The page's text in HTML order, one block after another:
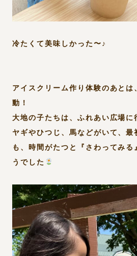
冷たくて美味しかった〜♪
アイスクリーム作り体験のあと
動！
大地の子たちは、ふれあい広場に
ヤギやひつじ、馬などがいて、
も、時間がたつと『さわってみ
うでした